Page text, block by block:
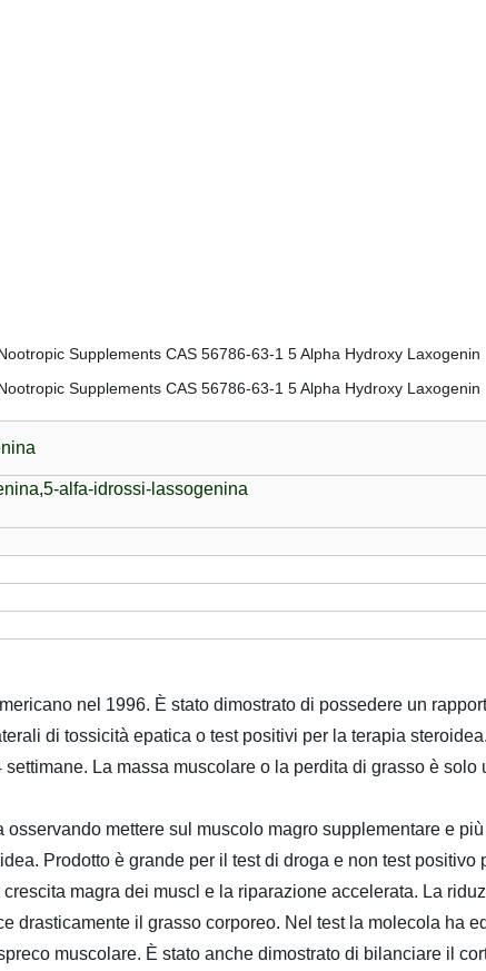
5-alfa-idrossi-lassogenina
nel 1996. È stato dimostrato di possedere un
di tossicità epatica o test positivi per la terapia
La massa muscolare o la perdita di grasso è
mettere sul muscolo magro supplementare e
Prodotto è grande per il test di droga e non test
magra dei muscl e la riparazione accelerata. La
drasticamente il grasso corporeo. Nel test la molecola ha
muscolare. È stato anche dimostrato di bilanciare il